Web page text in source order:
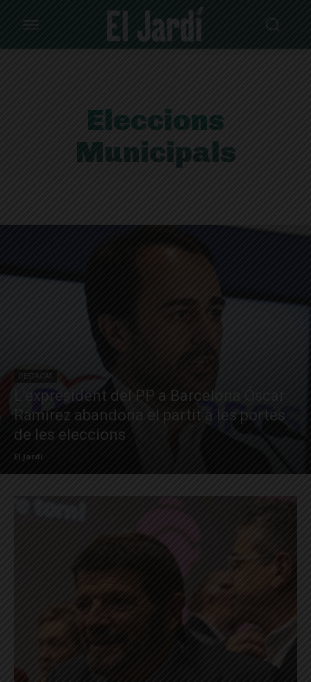
Eleccions
Municipals
DESTACAT
L’expresident del PP a Barcelona Óscar
Ramírez abandona el partit a les portes
de les eleccions
El Jardí